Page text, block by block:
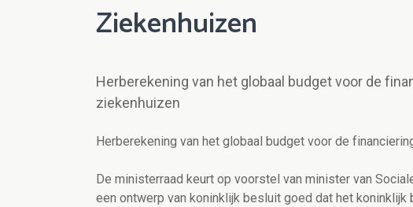
Ziekenhuizen
Herberekening van het globaal budget voor de
ziekenhuizen
Herberekening van het globaal budget voor de
De ministerraad keurt op voorstel van minister van
een ontwerp van koninklijk besluit goed dat het